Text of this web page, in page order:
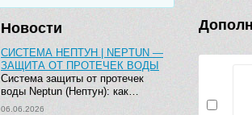
Новости
СИСТЕМА НЕПТУН | NEPTUN —
ЗАЩИТА ОТ ПРОТЕЧЕК ВОДЫ
Система защиты от протечек
воды Neptun (Нептун): как…
06.06.2026